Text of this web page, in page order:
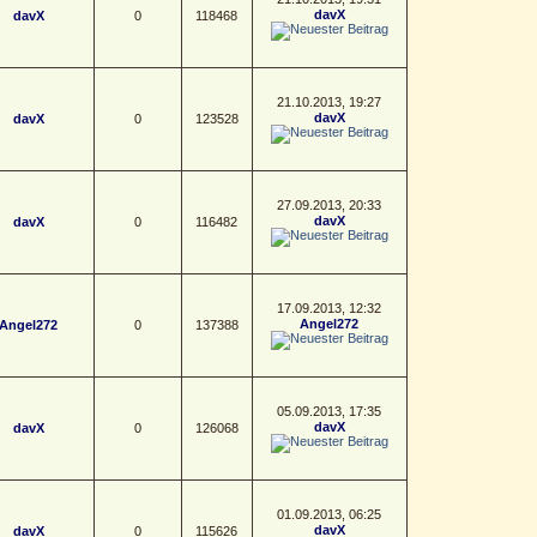
davX 0 118468
davX
davX 0 123528
21.10.2013, 19:27
davX
davX 0 116482
27.09.2013, 20:33
davX
Angel272 0 137388
17.09.2013, 12:32
Angel272
davX 0 126068
05.09.2013, 17:35
davX
davX 0 115626
01.09.2013, 06:25
davX